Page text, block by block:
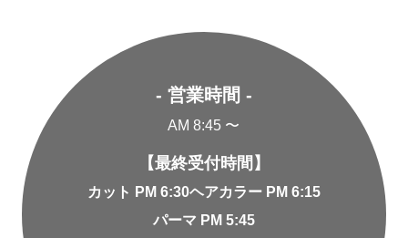
- 営業時間 -
AM 8:45 〜
【最終受付時間】
カット PM 6:30ヘアカラー PM 6:15
パーマ PM 5:45